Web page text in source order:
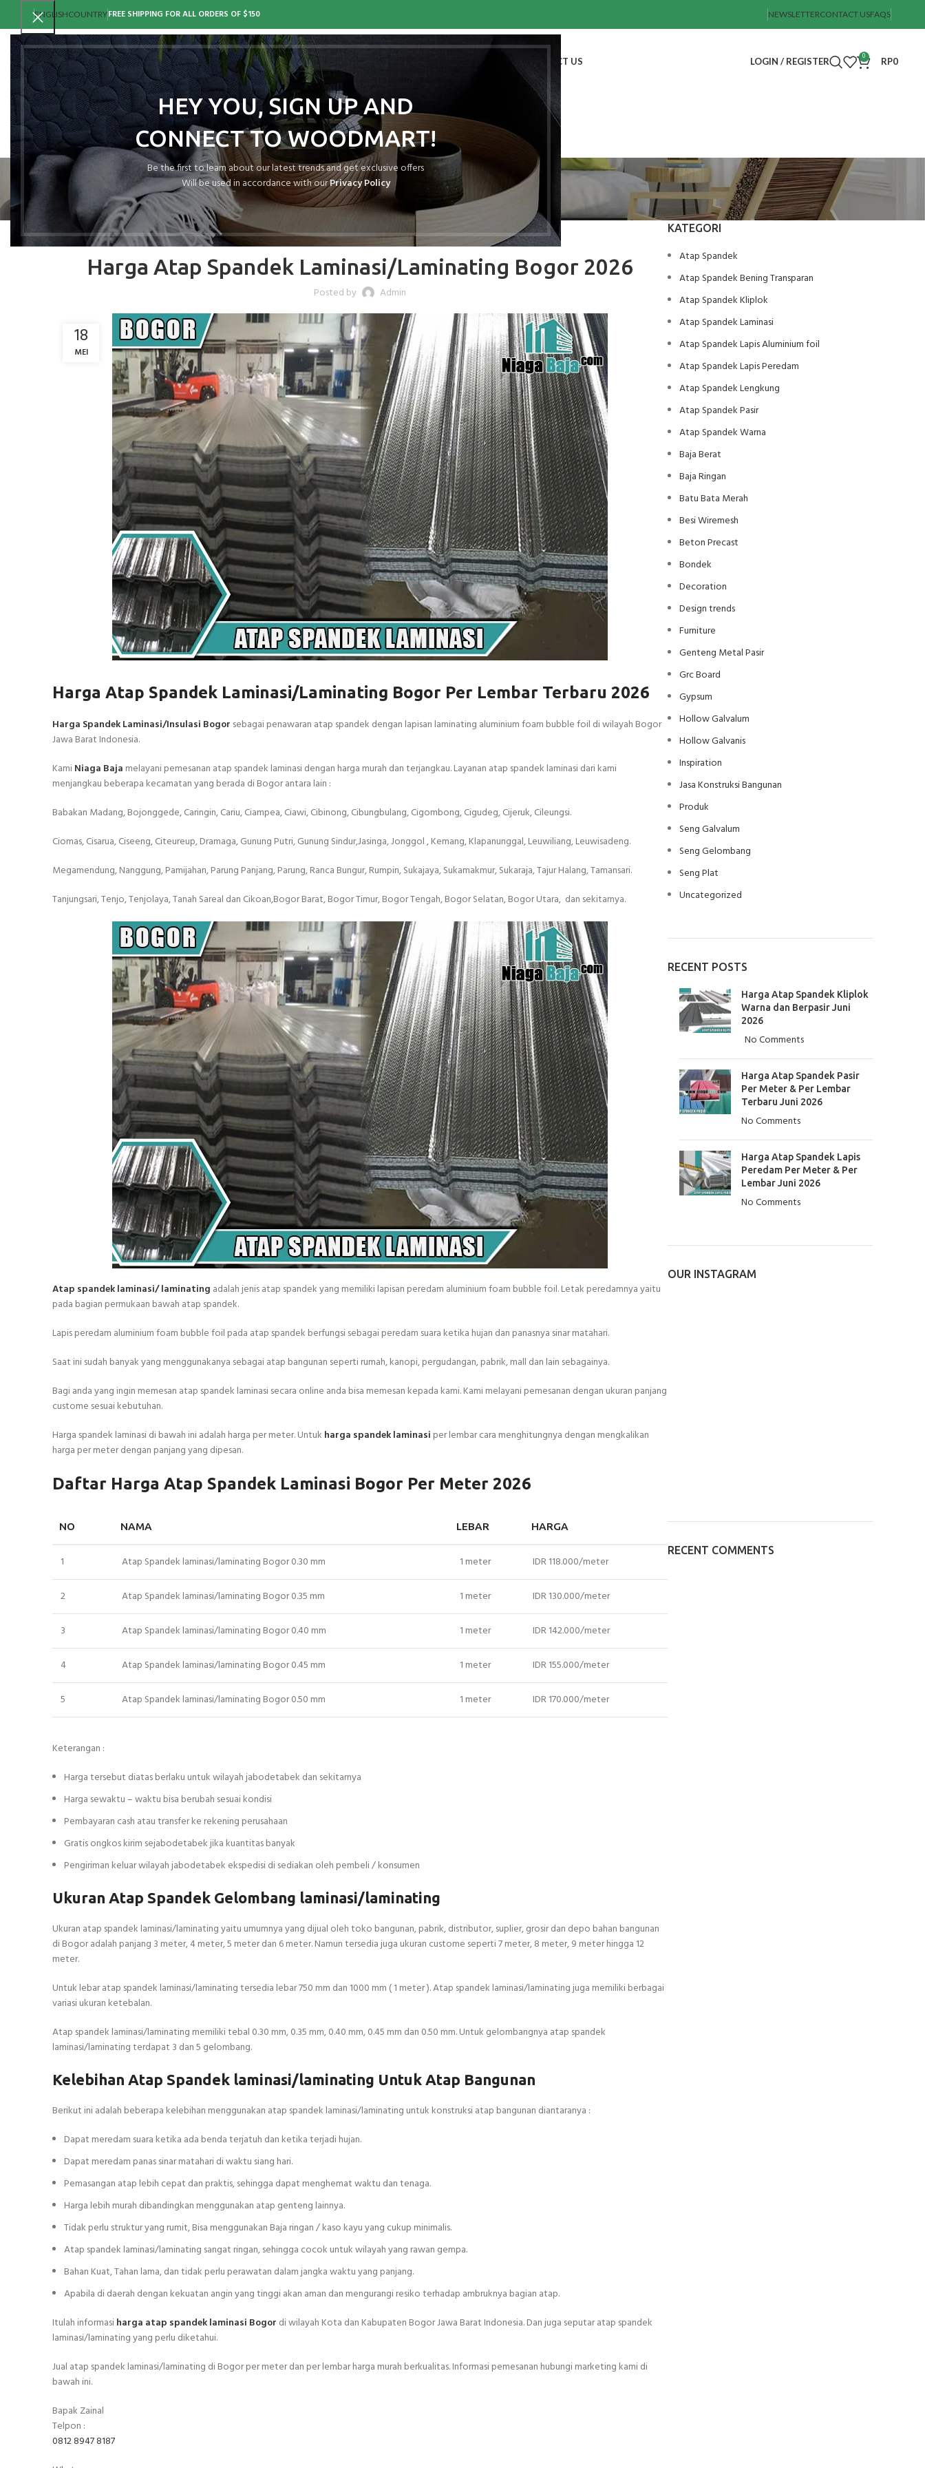
HEY YOU, SIGN UP AND
CONNECT TO WOODMART!
Be the first to learn about our latest trends and get exclusive offers
Will be used in accordance with ourPrivacy Policy
ENGLISHCOUNTRYFREE SHIPPING FOR ALL ORDERS OF $150 NEWSLETTERCONTACT USFAQS
CONTACT US LOGIN / REGISTER 0 RP0
Blog
Harga Atap Spandek Laminasi/Laminating Bogor 2026
Posted by Admin
18
MEI
Harga Atap Spandek Laminasi/Laminating Bogor Per Lembar Terbaru 2026
Harga Spandek Laminasi/Insulasi Bogor sebagai penawaran atap spandek dengan lapisan laminating aluminium foam bubble foil di wilayah Bogor
Jawa Barat Indonesia.
KamiNiaga Baja melayani pemesanan atap spandek laminasi dengan harga murah dan terjangkau. Layanan atap spandek laminasi dari kami
menjangkau beberapa kecamatan yang berada di Bogor antara lain :
Babakan Madang, Bojonggede, Caringin, Cariu, Ciampea, Ciawi, Cibinong, Cibungbulang, Cigombong, Cigudeg, Cijeruk, Cileungsi.
Ciomas, Cisarua, Ciseeng, Citeureup, Dramaga, Gunung Putri, Gunung Sindur,Jasinga, Jonggol , Kemang, Klapanunggal, Leuwiliang, Leuwisadeng.
Megamendung, Nanggung, Pamijahan, Parung Panjang, Parung, Ranca Bungur, Rumpin, Sukajaya, Sukamakmur, Sukaraja, Tajur Halang, Tamansari.
Tanjungsari, Tenjo, Tenjolaya, Tanah Sareal dan Cikoan,Bogor Barat, Bogor Timur, Bogor Tengah, Bogor Selatan, Bogor Utara, dan sekitarnya.
Atap spandek laminasi/ laminating adalah jenis atap spandek yang memiliki lapisan peredam aluminium foam bubble foil. Letak peredamnya yaitu
pada bagian permukaan bawah atap spandek.
Lapis peredam aluminium foam bubble foil pada atap spandek berfungsi sebagai peredam suara ketika hujan dan panasnya sinar matahari.
Saat ini sudah banyak yang menggunakanya sebagai atap bangunan seperti rumah, kanopi, pergudangan, pabrik, mall dan lain sebagainya.
Bagi anda yang ingin memesan atap spandek laminasi secara online anda bisa memesan kepada kami. Kami melayani pemesanan dengan ukuran panjang
custome sesuai kebutuhan.
Harga spandek laminasi di bawah ini adalah harga per meter. Untuk harga spandek laminasi per lembar cara menghitungnya dengan mengkalikan
harga per meter dengan panjang yang dipesan.
Daftar Harga Atap Spandek Laminasi Bogor Per Meter 2026
NO NAMA LEBAR HARGA
1 Atap Spandek laminasi/laminating Bogor 0.30 mm 1 meter IDR 118.000/meter
2 Atap Spandek laminasi/laminating Bogor 0.35 mm 1 meter IDR 130.000/meter
3 Atap Spandek laminasi/laminating Bogor 0.40 mm 1 meter IDR 142.000/meter
4 Atap Spandek laminasi/laminating Bogor 0.45 mm 1 meter IDR 155.000/meter
5 Atap Spandek laminasi/laminating Bogor 0.50 mm 1 meter IDR 170.000/meter
Keterangan :
Harga tersebut diatas berlaku untuk wilayah jabodetabek dan sekitarnya
Harga sewaktu – waktu bisa berubah sesuai kondisi
Pembayaran cash atau transfer ke rekening perusahaan
Gratis ongkos kirim sejabodetabek jika kuantitas banyak
Pengiriman keluar wilayah jabodetabek ekspedisi di sediakan oleh pembeli / konsumen
Ukuran Atap Spandek Gelombang laminasi/laminating
Ukuran atap spandek laminasi/laminating yaitu umumnya yang dijual oleh toko bangunan, pabrik, distributor, suplier, grosir dan depo bahan bangunan
di Bogor adalah panjang 3 meter, 4 meter, 5 meter dan 6 meter. Namun tersedia juga ukuran custome seperti 7 meter, 8 meter, 9 meter hingga 12
meter.
Untuk lebar atap spandek laminasi/laminating tersedia lebar 750 mm dan 1000 mm ( 1 meter ). Atap spandek laminasi/laminating juga memiliki berbagai
variasi ukuran ketebalan.
Atap spandek laminasi/laminating memiliki tebal 0.30 mm, 0.35 mm, 0.40 mm, 0.45 mm dan 0.50 mm. Untuk gelombangnya atap spandek
laminasi/laminating terdapat 3 dan 5 gelombang.
Kelebihan Atap Spandek laminasi/laminating Untuk Atap Bangunan
Berikut ini adalah beberapa kelebihan menggunakan atap spandek laminasi/laminating untuk konstruksi atap bangunan diantaranya :
Dapat meredam suara ketika ada benda terjatuh dan ketika terjadi hujan.
Dapat meredam panas sinar matahari di waktu siang hari.
Pemasangan atap lebih cepat dan praktis, sehingga dapat menghemat waktu dan tenaga.
Harga lebih murah dibandingkan menggunakan atap genteng lainnya.
Tidak perlu struktur yang rumit, Bisa menggunakan Baja ringan / kaso kayu yang cukup minimalis.
Atap spandek laminasi/laminating sangat ringan, sehingga cocok untuk wilayah yang rawan gempa.
Bahan Kuat, Tahan lama, dan tidak perlu perawatan dalam jangka waktu yang panjang.
Apabila di daerah dengan kekuatan angin yang tinggi akan aman dan mengurangi resiko terhadap ambruknya bagian atap.
Itulah informasiharga atap spandek laminasi Bogor di wilayah Kota dan Kabupaten Bogor Jawa Barat Indonesia. Dan juga seputar atap spandek
laminasi/laminating yang perlu diketahui.
Jual atap spandek laminasi/laminating di Bogor per meter dan per lembar harga murah berkualitas. Informasi pemesanan hubungi marketing kami di
bawah ini.
Bapak Zainal
Telpon :
0812 8947 8187
KATEGORI
Atap Spandek
Atap Spandek Bening Transparan
Atap Spandek Kliplok
Atap Spandek Laminasi
Atap Spandek Lapis Aluminium foil
Atap Spandek Lapis Peredam
Atap Spandek Lengkung
Atap Spandek Pasir
Atap Spandek Warna
Baja Berat
Baja Ringan
Batu Bata Merah
Besi Wiremesh
Beton Precast
Bondek
Decoration
Design trends
Furniture
Genteng Metal Pasir
Grc Board
Gypsum
Hollow Galvalum
Hollow Galvanis
Inspiration
Jasa Konstruksi Bangunan
Produk
Seng Galvalum
Seng Gelombang
Seng Plat
Uncategorized
RECENT POSTS
Harga Atap Spandek Kliplok
Warna dan Berpasir Juni
2026
No Comments
Harga Atap Spandek Pasir
Per Meter & Per Lembar
Terbaru Juni 2026
No Comments
Harga Atap Spandek Lapis
Peredam Per Meter & Per
Lembar Juni 2026
No Comments
OUR INSTAGRAM
RECENT COMMENTS